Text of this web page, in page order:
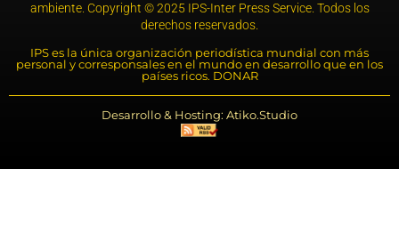
ambiente. Copyright © 2025 IPS-Inter Press Service. Todos los
derechos reservados.
IPS es la única organización periodística mundial con más
personal y corresponsales en el mundo en desarrollo que en los
países ricos. DONAR
Desarrollo & Hosting: Atiko.Studio